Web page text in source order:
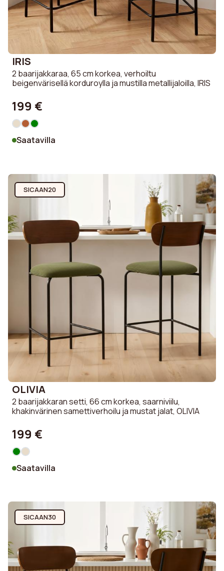
IRIS
2 baarijakkaraa, 65 cm korkea, verhoiltu
beigenvärisellä korduroylla ja mustilla metallijaloilla, IRIS
199 €
Saatavilla
SICAAN20
OLIVIA
2 baarijakkaran setti, 66 cm korkea, saarniviilu,
khakinvärinen samettiverhoilu ja mustat jalat, OLIVIA
199 €
Saatavilla
SICAAN30